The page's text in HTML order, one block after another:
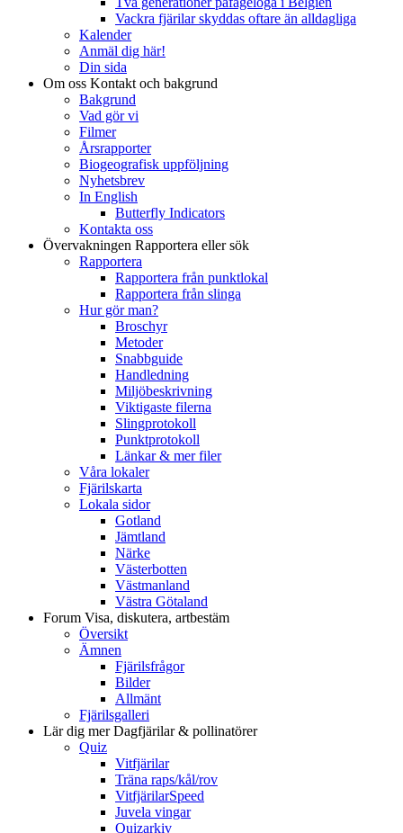
Vackra fjärilar skyddas oftare än alldagliga
Kalender
Anmäl dig här!
Din sida
Om oss Kontakt och bakgrund
Bakgrund
Vad gör vi
Filmer
Årsrapporter
Biogeografisk uppföljning
Nyhetsbrev
In English
Butterfly Indicators
Kontakta oss
Övervakningen Rapportera eller sök
Rapportera
Rapportera från punktlokal
Rapportera från slinga
Hur gör man?
Broschyr
Metoder
Snabbguide
Handledning
Miljöbeskrivning
Viktigaste filerna
Slingprotokoll
Punktprotokoll
Länkar & mer filer
Våra lokaler
Fjärilskarta
Lokala sidor
Gotland
Jämtland
Närke
Västerbotten
Västmanland
Västra Götaland
Forum Visa, diskutera, artbestäm
Översikt
Ämnen
Fjärilsfrågor
Bilder
Allmänt
Fjärilsgalleri
Lär dig merDagfjärilar & pollinatörer
Quiz
Vitfjärilar
Träna raps/kål/rov
VitfjärilarSpeed
Juvela vingar
Quizarkiv